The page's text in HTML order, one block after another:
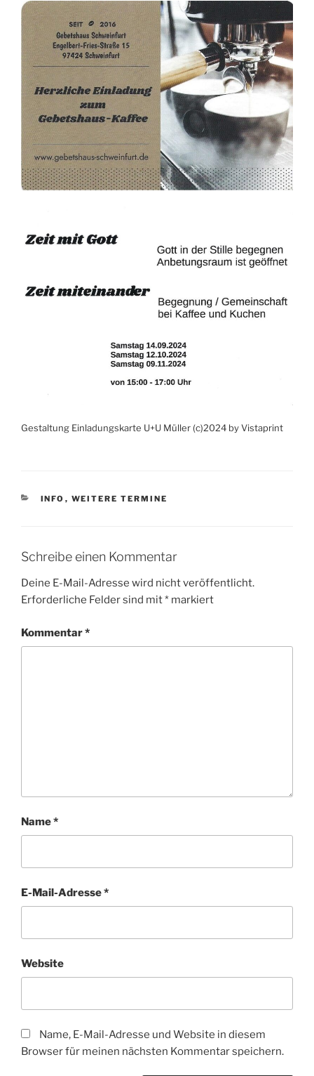
Gestaltung Einladungskarte U+U Müller (c)2024 by Vistaprint
KATEGORIEN
INFO , WEITERE TERMINE
Schreibe einen Kommentar
Deine E-Mail-Adresse wird nicht veröffentlicht.
Erforderliche Felder sind mit* markiert
Kommentar*
Name*
E-Mail-Adresse*
Website
Name, E-Mail-Adresse und Website in diesem
Browser für meinen nächsten Kommentar speichern.